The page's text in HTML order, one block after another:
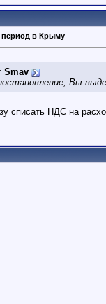
в Крыму
Smav
Вы
списать НДС на